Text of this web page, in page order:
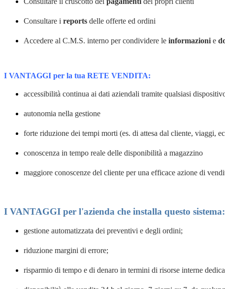
Consultare i reports delle offerte ed ordini
Accedere al C.M.S. interno per condividere le informazioni e
I VANTAGGI per la tua RETE VENDITA:
accessibilità continua ai dati aziendali tramite qualsiasi
autonomia nella gestione
forte riduzione dei tempi morti (es. di attesa dal cliente, viaggi,
conoscenza in tempo reale delle disponibilità a magazzino
maggiore conoscenze del cliente per una efficace azione di
I VANTAGGI per l'azienda che installa questo sistema:
gestione automatizzata dei preventivi e degli ordini;
riduzione margini di errore;
risparmio di tempo e di denaro in termini di risorse interne